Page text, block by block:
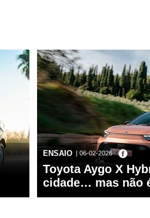
ENSAIO | 06-02-2026
Toyota Aygo X
cidade… mas não